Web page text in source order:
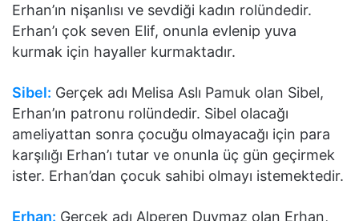
Erhan’ın nişanlısı ve sevdiği kadın rolündedir.
Erhan’ı çok seven Elif, onunla evlenip yuva
kurmak için hayaller kurmaktadır.
Sibel: Gerçek adı Melisa Aslı Pamuk olan Sibel,
Erhan’ın patronu rolündedir. Sibel olacağı
ameliyattan sonra çocuğu olmayacağı için para
karşılığı Erhan’ı tutar ve onunla üç gün geçirmek
ister. Erhan’dan çocuk sahibi olmayı istemektedir.
Erhan: Gerçek adı Alperen Duymaz olan Erhan,